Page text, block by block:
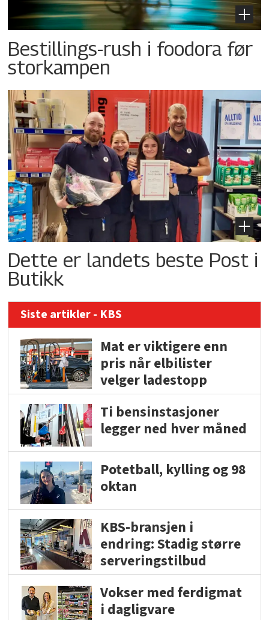
Bestillings-rush i foodora før
storkampen
Dette er landets beste Post i
Butikk
Siste artikler - KBS
Mat er viktigere enn
pris når elbilister
velger ladestopp
Ti bensinstasjoner
legger ned hver måned
Potetball, kylling og 98
oktan
KBS-bransjen i
endring: Stadig større
serveringstilbud
Vokser med ferdigmat
i dagligvare